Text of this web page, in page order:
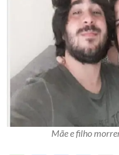
Mãe e filho